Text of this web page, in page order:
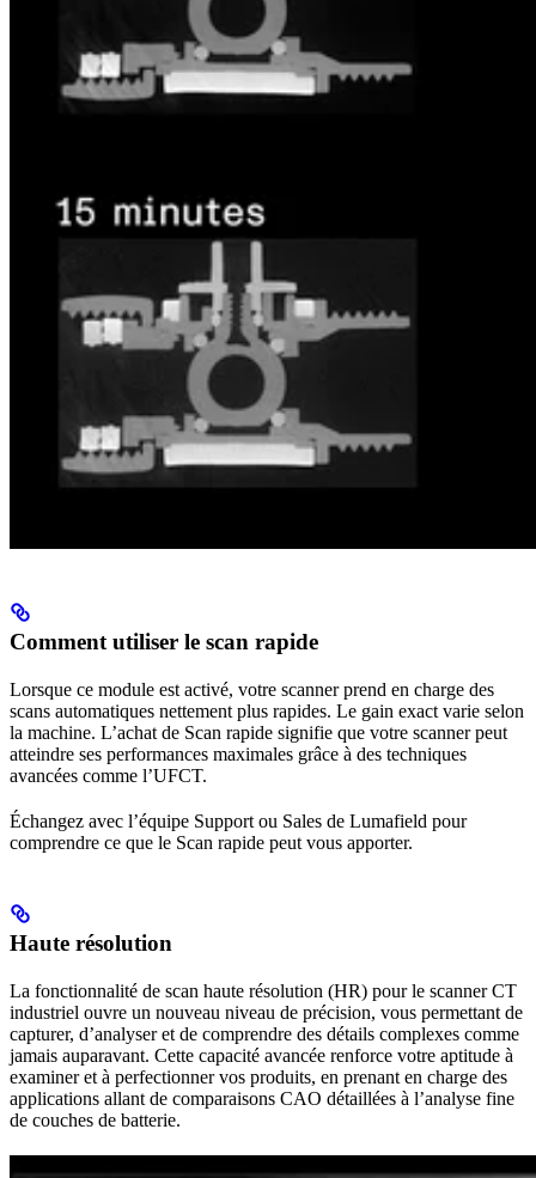
Comment utiliser le scan rapide
Lorsque ce module est activé, votre scanner prend en charge des
scans automatiques nettement plus rapides. Le gain exact varie selon
la machine. L’achat de Scan rapide signifie que votre scanner peut
atteindre ses performances maximales grâce à des techniques
avancées comme l’UFCT.
Échangez avec l’équipe Support ou Sales de Lumafield pour
comprendre ce que le Scan rapide peut vous apporter.
Haute résolution
La fonctionnalité de scan haute résolution (HR) pour le scanner CT
industriel ouvre un nouveau niveau de précision, vous permettant de
capturer, d’analyser et de comprendre des détails complexes comme
jamais auparavant. Cette capacité avancée renforce votre aptitude à
examiner et à perfectionner vos produits, en prenant en charge des
applications allant de comparaisons CAO détaillées à l’analyse fine
de couches de batterie.